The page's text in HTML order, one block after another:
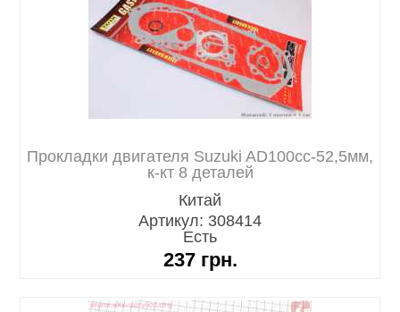
Прокладки двигателя Suzuki AD100cc-52,5мм,
к-кт 8 деталей
Китай
Артикул: 308414
Есть
237 грн.